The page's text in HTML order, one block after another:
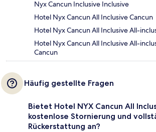
Nyx Cancun Inclusive Inclusive
Hotel Nyx Cancun All Inclusive Cancun
Hotel Nyx Cancun All Inclusive All-
Hotel Nyx Cancun All Inclusive All-
Cancun
Häufig gestellte Fragen
Bietet Hotel NYX Cancun All
kostenlose Stornierung und
Rückerstattung an?